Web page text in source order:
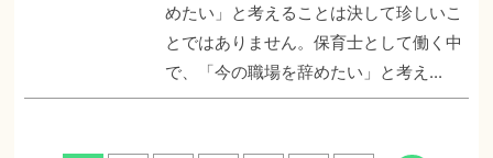
めたい」と考えることは決して珍しいこ
とではありません。保育士として働く中
で、「今の職場を辞めたい」と考え...